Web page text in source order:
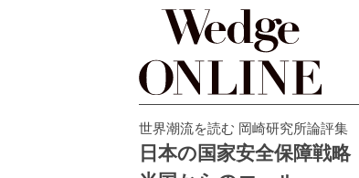
世界潮流を読む 岡崎研究所論評集
日本の国家安全保障戦略